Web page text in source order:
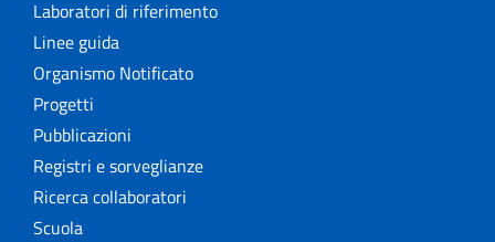
Laboratori di riferimento
Linee guida
Organismo Notificato
Progetti
Pubblicazioni
Registri e sorveglianze
Ricerca collaboratori
Scuola